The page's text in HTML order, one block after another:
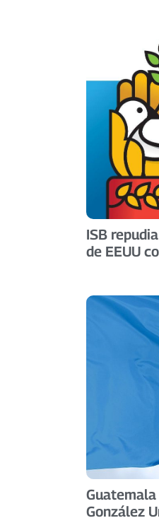
ISB
de EEUU
González